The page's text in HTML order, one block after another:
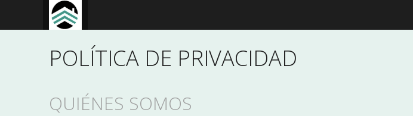
POLÍTICA DE PRIVACIDAD
QUIÉNES SOMOS